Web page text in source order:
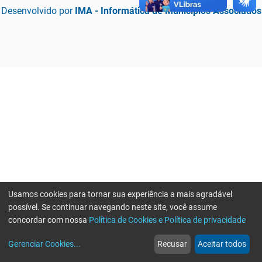
Desenvolvido por IMA - Informática de Municípios Associados
web
Notícias
more_horiz
Mais
Usamos cookies para tornar sua experiência a mais agradável
possível. Se continuar navegando neste site, você assume
concordar com nossa Política de Cookies e Política de privacidade
Gerenciar Cookies... Recusar Aceitar todos
Erro ao enviar informações, por favor tente novamente